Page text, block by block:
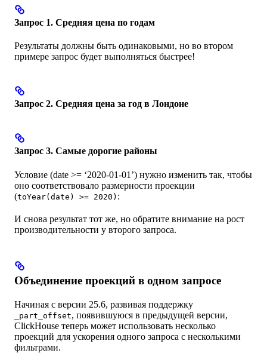
Запрос 1. Средняя цена по годам
Результаты должны быть одинаковыми, но во втором
примере запрос будет выполняться быстрее!
Запрос 2. Средняя цена за год в Лондоне
Запрос 3. Самые дорогие районы
Условие (date >= ‘2020-01-01’) нужно изменить так, чтобы
оно соответствовало размерности проекции
(toYear(date) >= 2020) :
И снова результат тот же, но обратите внимание на рост
производительности у второго запроса.
Объединение проекций в одном запросе
Начиная с версии 25.6, развивая поддержку
_part_offset, появившуюся в предыдущей версии,
ClickHouse теперь может использовать несколько
проекций для ускорения одного запроса с несколькими
фильтрами.